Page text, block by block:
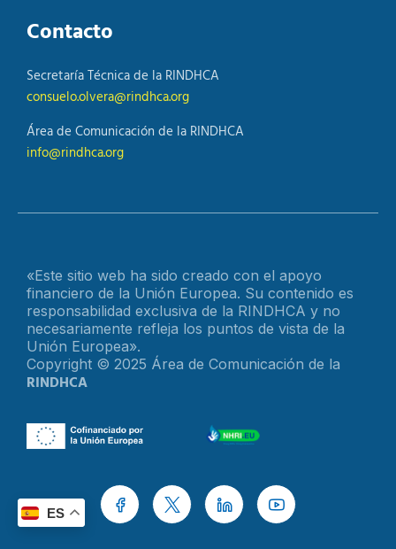
Contacto
Secretaría Técnica de la RINDHCA
consuelo.olvera@rindhca.org
Área de Comunicación de la RINDHCA
info@rindhca.org
«Este sitio web ha sido creado con el apoyo
financiero de la Unión Europea. Su contenido es
responsabilidad exclusiva de la RINDHCA y no
necesariamente refleja los puntos de vista de la
Unión Europea».
Copyright © 2025 Área de Comunicación de la
RINDHCA
ES